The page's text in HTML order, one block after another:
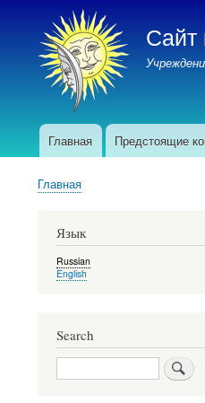
Сайт
Главное
(верх)
Главная Предстоящие
Строка
Главная
Язык
Russian
English
Search
Search